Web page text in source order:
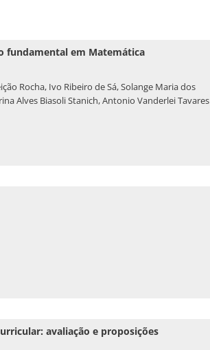
fundamental em Matemática
Rocha, Ivo Ribeiro de Sá, Solange Maria dos
Alves Biasoli Stanich, Antonio Vanderlei Tavares
avaliação e proposições